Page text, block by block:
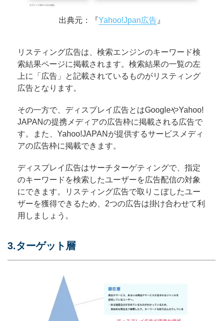
出典元：『Yahoo!Jpan広告』
リスティング広告は、検索エンジンのキーワード検
索結果ページに掲載されます。検索結果の一覧の左
上に「広告」と記載されているものがリスティング
広告となります。
その一方で、ディスプレイ広告とはGoogleやYahoo!
JAPANの提携メディアの広告枠に掲載される広告で
す。また、Yahoo!JAPANが提供するサービスメディ
アの広告枠に掲載できます。
ディスプレイ広告はサーチターゲティングで、指定
のキーワードを検索したユーザーを広告配信の対象
にできます。リスティング広告で取りこぼしたユー
ザーを獲得できるため、2つの広告は掛け合わせて利
用しましょう。
3.ターゲット層